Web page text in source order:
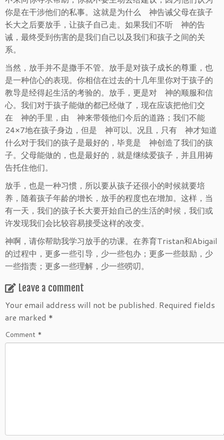
你是在干涉他们的私事。这就是为什么 神告诫父母在孩子
长大之后要放手，让孩子自己走。如果我们不听 神的告
诫，最终受到伤害的是我们自己以及我们和孩子之间的关
系。
当然，放手并不是撒手不管。放手是对孩子成长的尊重，也
是一种信心的表现。你相信在过去的十几年里你对于孩子的
教导是经得起生活的考验的。放手，更是对 神的顺服和信
心。我们对于孩子能做的都已经做了，现在应该把他们交
在 神的手里，由 神来带领他们今后的道路；我们不能
24×7地在孩子身边，但是 神可以。况且，只有 神才知道
什么对于我们的孩子是最好的，毕竟是 神创造了我们的孩
子。父母能做的，也是最好的，就是继续爱孩子，并且用祷
告托住他们。
放手，也是一种习惯，所以要从孩子还很小的时候就要培
养，随着孩子年龄的增长，放手的程度也在增加。这样，当
有一天，我们的孩子长大要开始自己的生活的时候，我们或
许发现我们会比较容易接受这样的改变。
神啊，请你帮助我学习放手的功课。在养育Tristan和Abigail
的过程中，更多一些引导，少一些包办；更多一些鼓励，少
一些指责；更多一些理解，少一些唠叨。
Leave a comment
Your email address will not be published. Required fields
are marked *
Comment *